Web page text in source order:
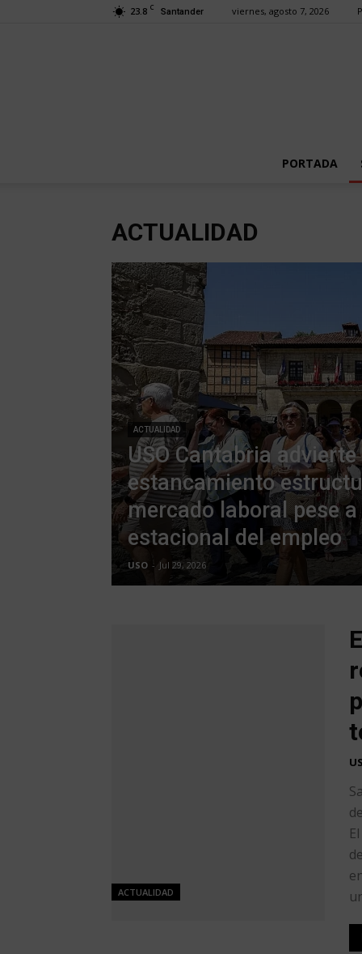
23.8 C Santander viernes, agosto 7, 2026
PORTADA
ACTUALIDAD
ACTUALIDAD
USO Cantabria advierte
estancamiento
mercado laboral pese
estacional del empleo
USO - Jul 29, 2026
ACTUALIDAD